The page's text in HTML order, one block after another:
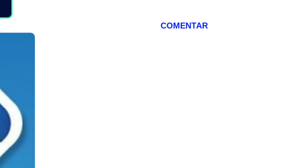
COMENTAR